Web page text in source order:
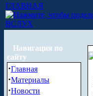
ГЛАВНАЯ
ВСЛУХ
Навигация по
сайту
·Главная
·Материалы
·Новости